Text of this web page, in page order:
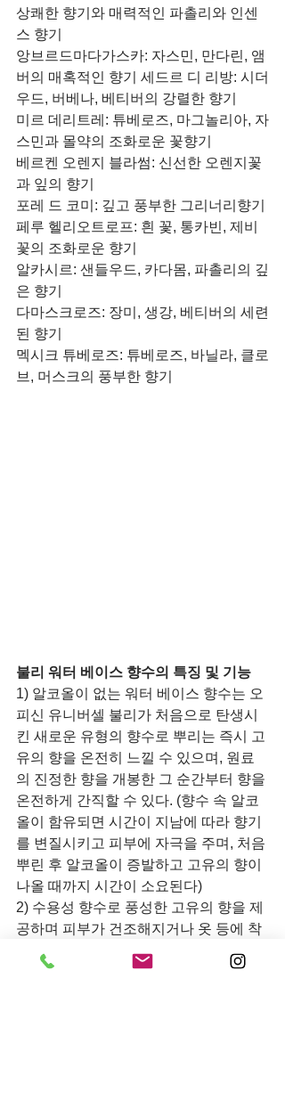
상쾌한 향기와 매력적인 파촐리와 인센
스 향기
앙브르드마다가스카: 자스민, 만다린, 앰
버의 매혹적인 향기 세드르 디 리방: 시더
우드, 버베나, 베티버의 강렬한 향기
미르 데리트레: 튜베로즈, 마그놀리아, 자
스민과 몰약의 조화로운 꽃향기
베르켄 오렌지 블라썸: 신선한 오렌지꽃
과 잎의 향기
포레 드 코미: 깊고 풍부한 그리너리향기
페루 헬리오트로프: 흰 꽃, 통카빈, 제비
꽃의 조화로운 향기
알카시르: 샌들우드, 카다몸, 파촐리의 깊
은 향기
다마스크로즈: 장미, 생강, 베티버의 세련
된 향기
멕시크 튜베로즈: 튜베로즈, 바닐라, 클로
브, 머스크의 풍부한 향기
불리 워터 베이스 향수의 특징 및 기능
1) 알코올이 없는 워터 베이스 향수는 오
피신 유니버셀 불리가 처음으로 탄생시
킨 새로운 유형의 향수로 뿌리는 즉시 고
유의 향을 온전히 느낄 수 있으며, 원료
의 진정한 향을 개봉한 그 순간부터 향을
온전하게 간직할 수 있다. (향수 속 알코
올이 함유되면 시간이 지남에 따라 향기
를 변질시키고 피부에 자극을 주며, 처음
뿌린 후 알코올이 증발하고 고유의 향이
나올 때까지 시간이 소요된다)
2) 수용성 향수로 풍성한 고유의 향을 제
공하며 피부가 건조해지거나 옷 등에 착
색되지 않는게 특징
3) 불리 향수의 흰 빛은 물과 빛이 만들어